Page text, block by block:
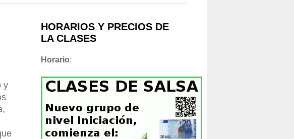
y
HORARIOS Y PRECIOS DE
LA CLASES
Horario: